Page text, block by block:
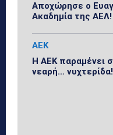
Αποχώρησε ο
Ακαδημία της ΑΕΛ!
ΑΕΚ
Η ΑΕΚ παραμένει
νεαρή… νυχτερίδα!